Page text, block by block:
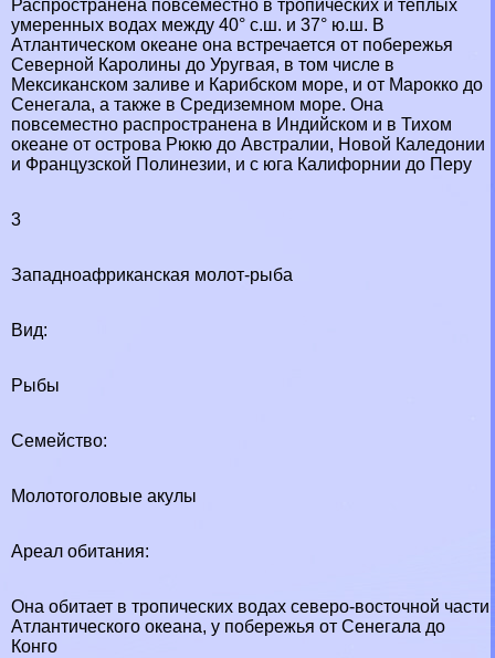
Распространена повсеместно в тропических и тёплых
умеренных водах между 40° с.ш. и 37° ю.ш. В
Атлантическом океане она встречается от побережья
Северной Каролины до Уругвая, в том числе в
Мексиканском заливе и Карибском море, и от Марокко до
Сенегала, а также в Средиземном море. Она
повсеместно распространена в Индийском и в Тихом
океане от острова Рюкю до Австралии, Новой Каледонии
и Французской Полинезии, и с юга Калифорнии до Перу
3
Западноафриканская молот-рыба
Вид:
Рыбы
Семейство:
Молотоголовые акулы
Ареал обитания:
Она обитает в тропических водах северо-восточной части
Атлантического океана, у побережья от Сенегала до
Конго